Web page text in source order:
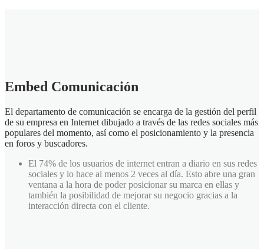
Embed Comunicación
El departamento de comunicación se encarga de la gestión del perfil
de su empresa en Internet dibujado a través de las redes sociales más
populares del momento, así como el posicionamiento y la presencia
en foros y buscadores.
El 74% de los usuarios de internet entran a diario en sus redes
sociales y lo hace al menos 2 veces al día. Esto abre una gran
ventana a la hora de poder posicionar su marca en ellas y
también la posibilidad de mejorar su negocio gracias a la
interacción directa con el cliente.